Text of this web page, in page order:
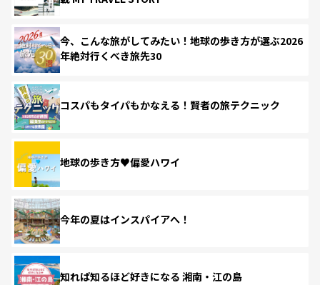
今、こんな旅がしてみたい！地球の歩き方が選ぶ2026
年絶対行くべき旅先30
コスパもタイパもかなえる！賢者の旅テクニック
地球の歩き方♥偏愛ハワイ
今年の夏はインスパイアへ！
知れば知るほど好きになる 湘南・江の島